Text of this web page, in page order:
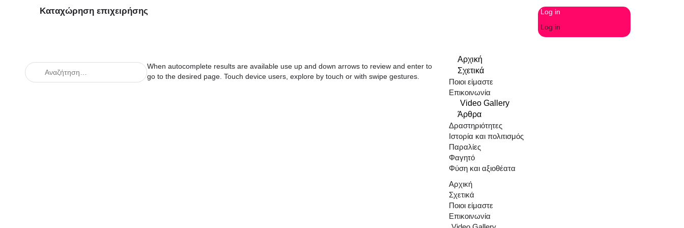
Καταχώρηση επιχειρήσης
Log in
Log in
When autocomplete results are available use up and down arrows to review and enter to
go to the desired page. Touch device users, explore by touch or with swipe gestures.
Αρχική
Σχετικά
Ποιοι είμαστε
Επικοινωνία
Video Gallery
Άρθρα
Δραστηριότητες
Ιστορία και πολιτισμός
Παραλίες
Φαγητό
Φύση και αξιοθέατα
Αρχική
Σχετικά
Ποιοι είμαστε
Επικοινωνία